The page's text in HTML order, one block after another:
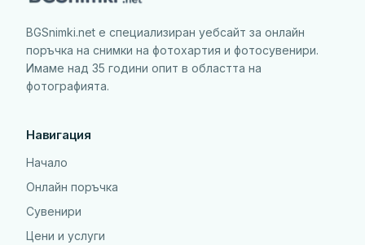
BGSnimki.net е специализиран уебсайт за онлайн
поръчка на снимки на фотохартия и фотосувенири.
Имаме над 35 години опит в областта на
фотографията.
Навигация
Начало
Онлайн поръчка
Сувенири
Цени и услуги